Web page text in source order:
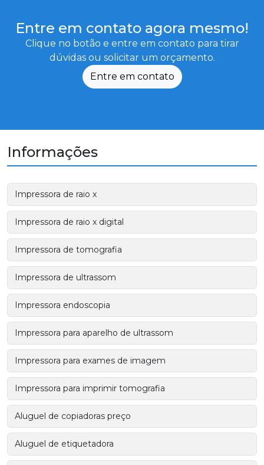
Entre em contato agora mesmo!
Clique no botão e entre em contato para tirar
dúvidas ou solicitar um orçamento.
Entre em contato
Informações
Impressora de raio x
Impressora de raio x digital
Impressora de tomografia
Impressora de ultrassom
Impressora endoscopia
Impressora para aparelho de ultrassom
Impressora para exames de imagem
Impressora para imprimir tomografia
Aluguel de copiadoras preço
Aluguel de etiquetadora